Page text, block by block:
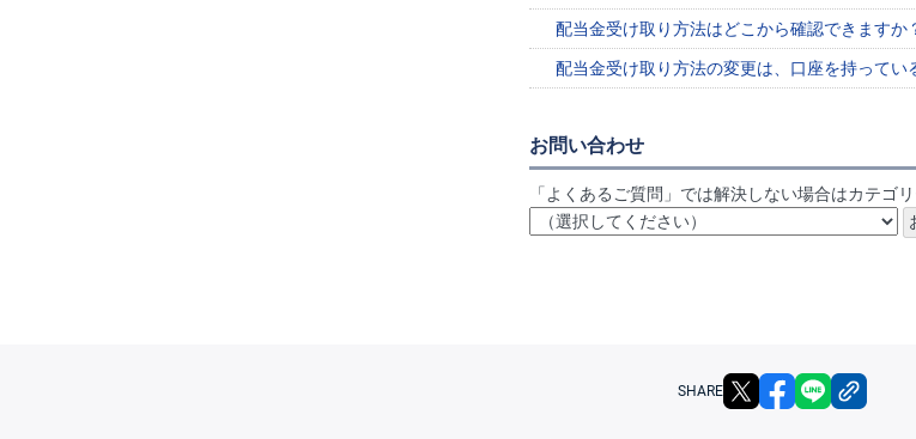
配当金受け取り方法はどこから確認できますか
配当金受け取り方法の変更は、口座を持って
お問い合わせ
「よくあるご質問」では解決しない場合はカテゴ
SHARE X facebook